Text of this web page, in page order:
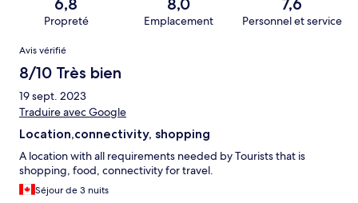
6,8
Propreté
8,0
Emplacement
7,6
Personnel et service
Avis
Avis vérifié
8/10 Très bien
19 sept. 2023
Traduire avec Google
Location,connectivity, shopping
A location with all requirements needed by Tourists that is
shopping, food, connectivity for travel.
Séjour de 3 nuits